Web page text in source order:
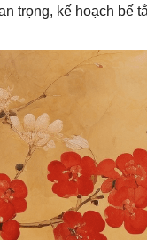
trọng, kế hoạch bế